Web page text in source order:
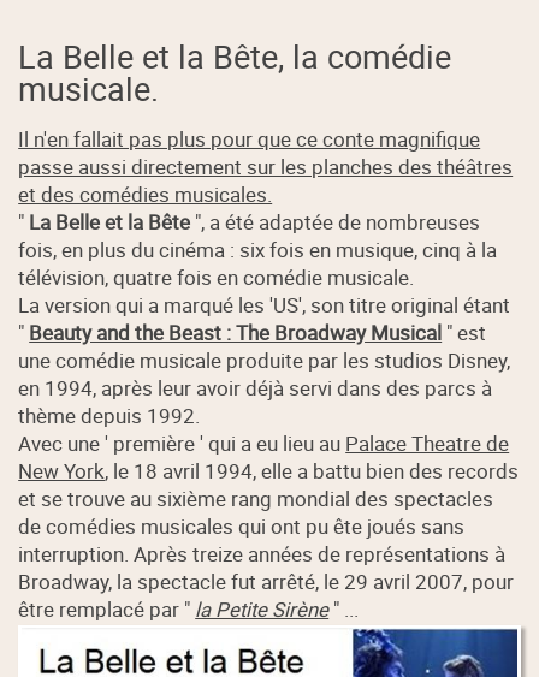
La Belle et la Bête, la comédie
musicale.
Il n'en fallait pas plus pour que ce conte magnifique
passe aussi directement sur les planches des théâtres
et des comédies musicales.
" La Belle et la Bête ", a été adaptée de nombreuses
fois, en plus du cinéma : six fois en musique, cinq à la
télévision, quatre fois en comédie musicale.
La version qui a marqué les 'US', son titre original étant
" Beauty and the Beast : The Broadway Musical " est
une comédie musicale produite par les studios Disney,
en 1994, après leur avoir déjà servi dans des parcs à
thème depuis 1992.
Avec une ' première ' qui a eu lieu au Palace Theatre de
New York, le 18 avril 1994, elle a battu bien des records
et se trouve au sixième rang mondial des spectacles
de comédies musicales qui ont pu ête joués sans
interruption. Après treize années de représentations à
Broadway, la spectacle fut arrêté, le 29 avril 2007, pour
être remplacé par " la Petite Sirène" ...